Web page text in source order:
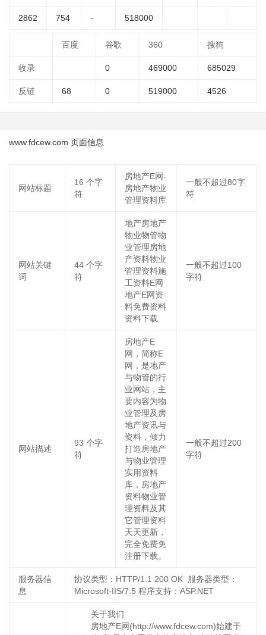
2862 754 - 518000
百度 谷歌 360 搜狗
收录 0 469000 685029
反链 68 0 519000 4526
www.fdcew.com 页面信息
网站标题
16 个字
符
房地产E网-
房地产物业
管理资料库
一般不超过80字
符
网站关键
词
44 个字
符
地产房地产
物业物管物
业管理房地
产资料物业
管理资料施
工资料E网
地产E网资
料免费资料
资料下载
一般不超过100
字符
网站描述
93 个字
符
房地产E
网，简称E
网，是地产
与物管的行
业网站，主
要内容为物
业管理及房
地产资讯与
资料，倾力
打造房地产
与物业管理
实用资料
库，房地产
资料物业管
理资料及其
它管理资料
天天更新，
完全免费免
注册下载。
一般不超过200
字符
服务器信
息
协议类型：HTTP/1.1 200 OK 服务器类型：
Microsoft-IIS/7.5 程序支持：ASP.NET
关于我们
房地产E网(http://www.fdcew.com)始建于